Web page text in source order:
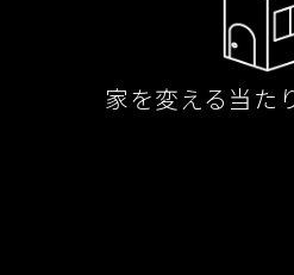
家を変える当た